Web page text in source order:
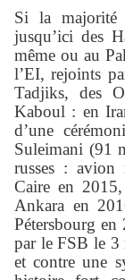
Si la majorité
jusqu’ici des
même ou au
l’EI, rejoints
Tadjiks, des
Kaboul : en
d’une
Suleimani (91
russes : avion
Caire en 2015,
Ankara en
Pétersbourg en
par le FSB le 3
et contre une